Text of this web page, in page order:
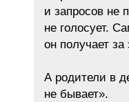
и запросов не
не голосует.
он получает
А родители в
не бывает».